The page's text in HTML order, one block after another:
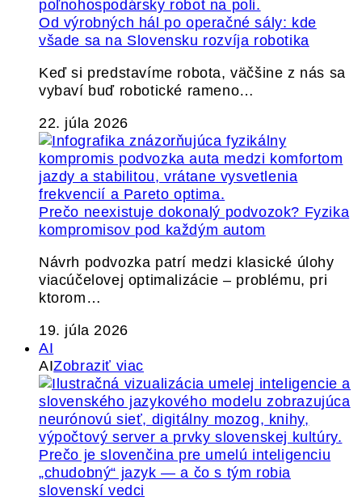
Od výrobných hál po operačné sály: kde
všade sa na Slovensku rozvíja robotika
Keď si predstavíme robota, väčšine z nás sa
vybaví buď robotické rameno…
22. júla 2026
Prečo neexistuje dokonalý podvozok? Fyzika
kompromisov pod každým autom
Návrh podvozka patrí medzi klasické úlohy
viacúčelovej optimalizácie – problému, pri
ktorom…
19. júla 2026
AI
AIZobraziť viac
Prečo je slovenčina pre umelú inteligenciu
„chudobný“ jazyk — a čo s tým robia
slovenskí vedci